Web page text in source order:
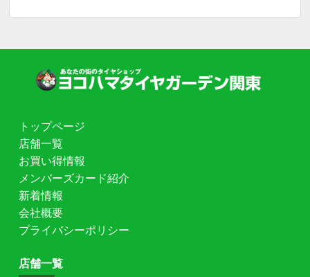
トップページ
店舗一覧
お買い得情報
メンバーズカード紹介
新着情報
会社概要
プライバシーポリシー
店舗一覧